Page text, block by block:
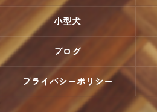
小型犬
ブログ
プライバシーポリシー